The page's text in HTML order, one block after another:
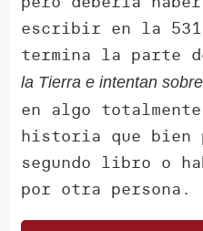
escribir en la
termina la parte
la Tierra e intentan
en algo
historia que bien
segundo libro o
por otra persona.